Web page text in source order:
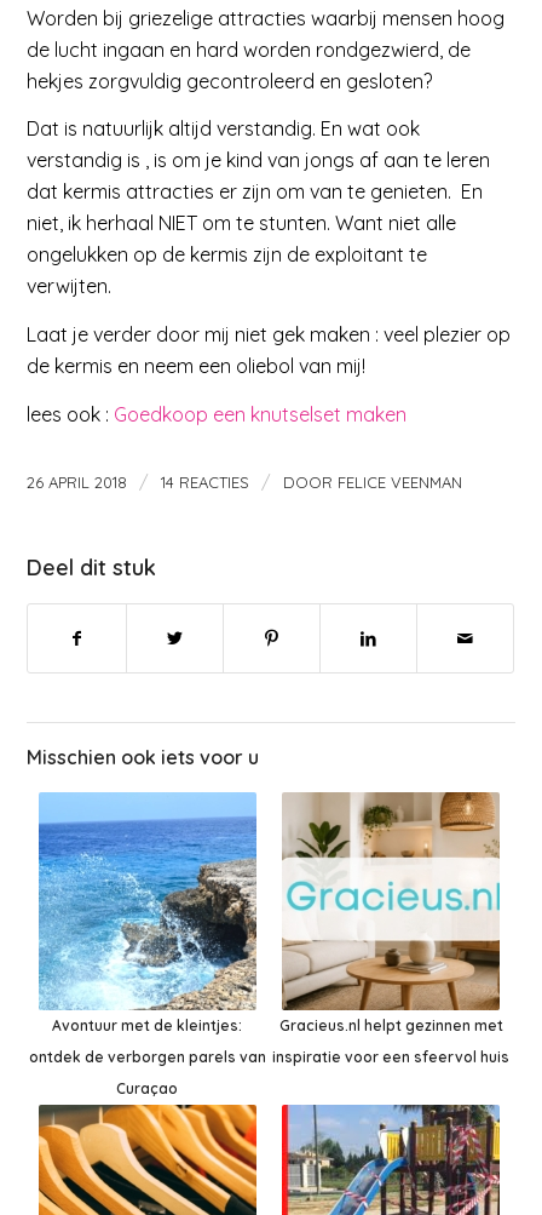
Worden bij griezelige attracties waarbij mensen hoog
de lucht ingaan en hard worden rondgezwierd, de
hekjes zorgvuldig gecontroleerd en gesloten?
Dat is natuurlijk altijd verstandig. En wat ook
verstandig is , is om je kind van jongs af aan te leren
dat kermis attracties er zijn om van te genieten. En
niet, ik herhaal NIET om te stunten. Want niet alle
ongelukken op de kermis zijn de exploitant te
verwijten.
Laat je verder door mij niet gek maken : veel plezier op
de kermis en neem een oliebol van mij!
lees ook : Goedkoop een knutselset maken
26 APRIL 2018 / 14 REACTIES / DOOR FELICE VEENMAN
Deel dit stuk
Misschien ook iets voor u
Avontuur met de kleintjes:
ontdek de verborgen parels van
Curaçao
Gracieus.nl helpt gezinnen met
inspiratie voor een sfeervol huis